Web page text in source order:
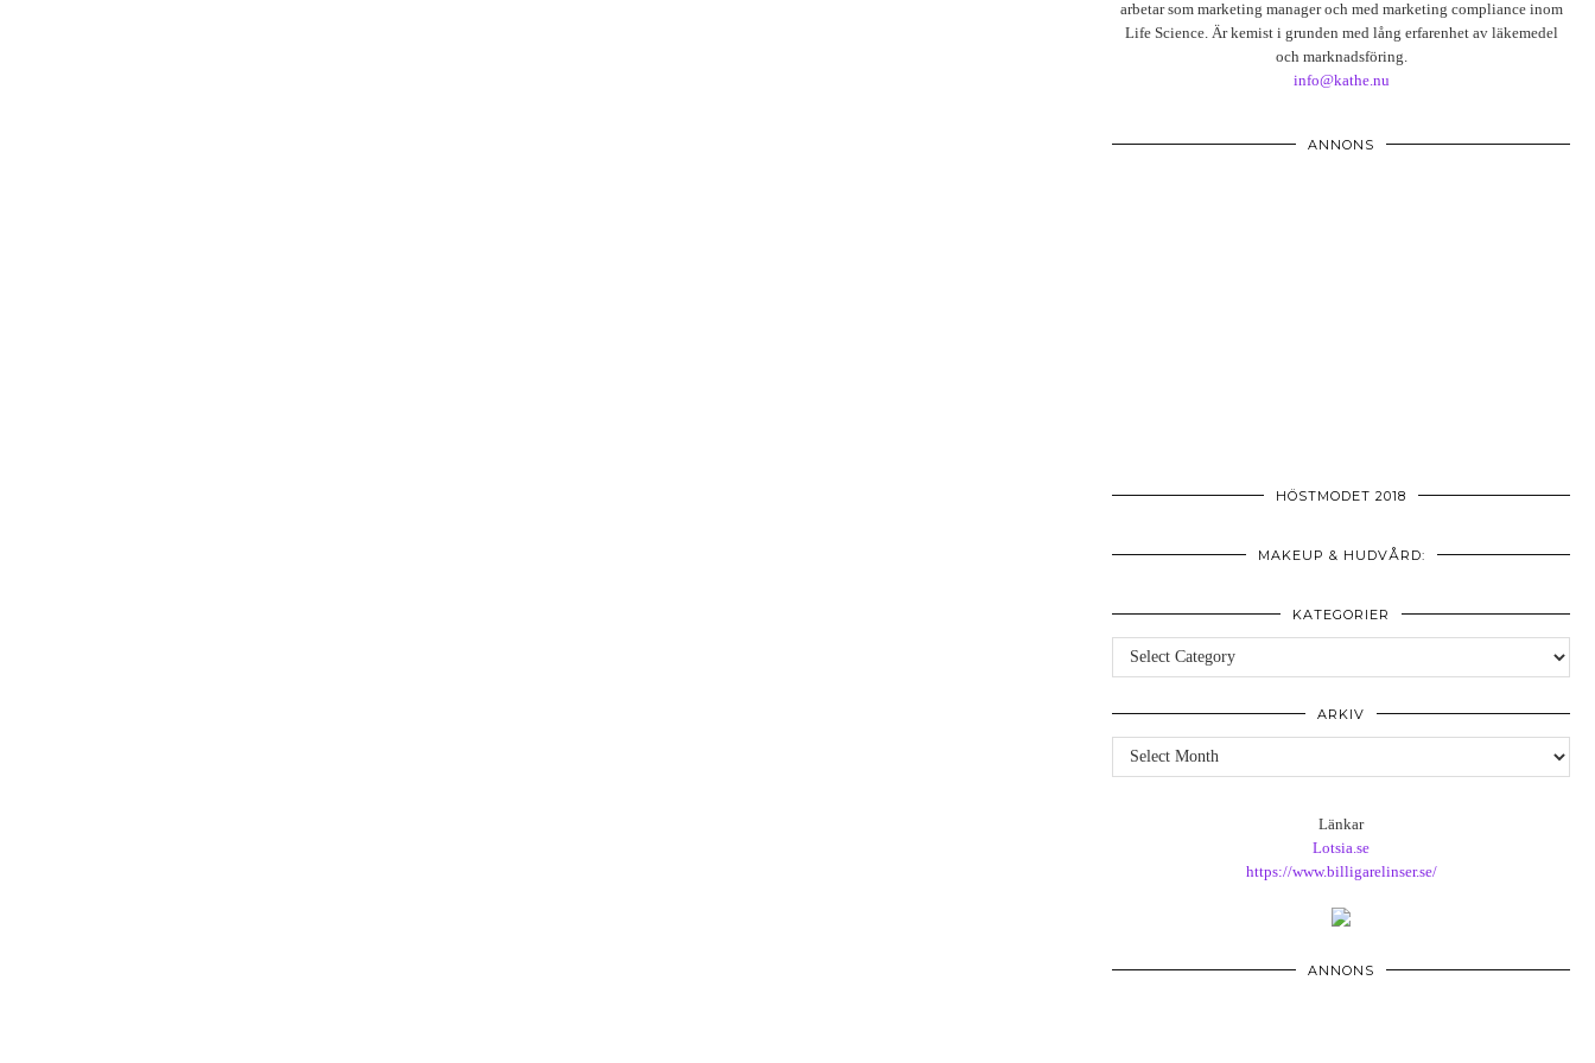
arbetar som marketing manager och med marketing compliance inom
Life Science. Är kemist i grunden med lång erfarenhet av läkemedel
och marknadsföring.
info@kathe.nu
ANNONS
HÖSTMODET 2018
MAKEUP & HUDVÅRD:
KATEGORIER
Kategorier
ARKIV
Arkiv
Länkar
Lotsia.se
https://www.billigarelinser.se/
ANNONS